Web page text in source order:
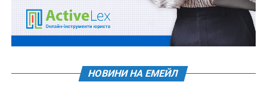
оскільки платник весь період, коли не декларував та
не сплачував податки, користувався коштами, які був
зобов’язаний, але не сплатив до бюджету.
набрав чинності з 1 січня 2017 року,підпункт 129.1.1
НОВИНИ НА ЕМЕЙЛ